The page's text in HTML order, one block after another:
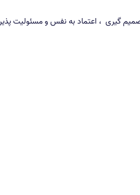
گیری ، اعتماد به نفس و مسئولیت